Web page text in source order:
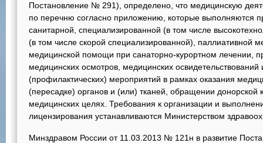
Постановление № 291), определено, что медицинскую
по перечню согласно приложению, которые выполняются
санитарной, специализированной (в том числе
(в том числе скорой специализированной), паллиативной
медицинской помощи при санаторно-курортном лечении,
медицинских осмотров, медицинских
(профилактических) мероприятий в рамках оказания
(пересадке) органов и (или) тканей, обращении донорской
медицинских целях. Требования к организации и
лицензирования устанавливаются Министерством
Минздравом России от 11.03.2013 № 121н в развитие